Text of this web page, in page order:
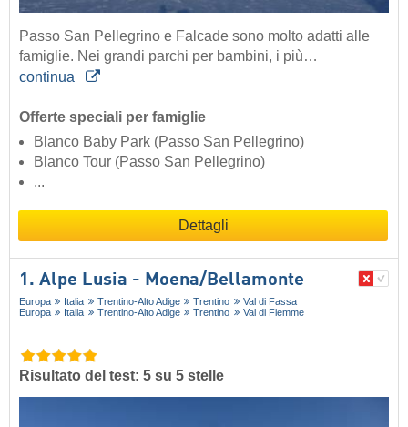
Passo San Pellegrino e Falcade sono molto adatti alle
famiglie. Nei grandi parchi per bambini, i più…
continua
Offerte speciali per famiglie
Blanco Baby Park (Passo San Pellegrino)
Blanco Tour (Passo San Pellegrino)
...
Dettagli
1. Alpe Lusia - Moena/​Bellamonte
Europa Italia Trentino-Alto Adige Trentino
Val di Fassa
Europa
Italia Trentino-Alto Adige Trentino Val di Fiemme
Risultato del test: 5 su 5 stelle